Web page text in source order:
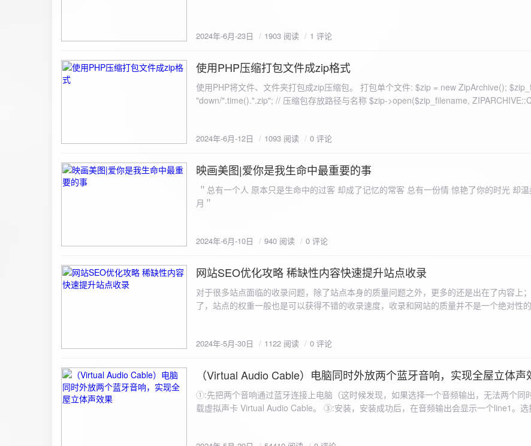
2024年-6月-23日 1903 阅读 1 评论
2024-6-12
使用PHP压缩打包文件成zip格式
使用PHP将文件、文件夹打包成zip压缩包。 打包单个文件: $zip = new ZipArchive();
"down/".time().".zip"; // 压缩包存放路径与名称 $zip->open($zip_filename, ZIPARCHIVE::CREATE); // 打
数可以改为 basename("img/logon2.png),也就是原文件所在的路径 $zip-
= array( "img/1.jpg", "img/2.jpg", ); $filename = "down/img.zip"; // 压缩包存放路径与名称 $zip = new
ZipArchive(); $zip->open($filename,ZipArchive::CREATE); //打开压缩包 //遍历文件 foreach($fileList as
$file){ $zip->addFile($file,basename($file)); //向压缩包中添加文件 } $zip->close(); //关闭压缩包 打包某
个文件夹（包含子文件夹）: <?php /** * @param $path 文件夹路径 * @param $zip zip 对
为'.'和‘..’，不要对他们进行操作 if (is_dir($path . "/" . $filename)) { // 如果读取的某个对象是文件夹，则递
$filename); } } } } $zip = new ZipArchive(); $zip_filename = "down/files.zip"; // 压缩包存放路径与名称
压缩包中 addFileToZip("img",$zip);
2024年-6月-12日 1093 阅读 0 评论
2024-6-10
映画美图|爱你是我生命中最重要的事
＂总有一个人 原本只是生命中的过客 却成了记忆的常客 总有一份情 惊艳了你的时光 却
月＂
2024年-6月-10日 940 阅读 0 评论
2024-5-30
网站SEO优化攻略 稀缺性内容快速提升站点收录
对于很多站点面临的收录问题，除了站点本身的质量问题之外，更多的还是出在了内容上
了，站点的权重一般也是可以获得不错的收录速度，收录和网站的质量并不是一个绝对性
2024年-5月-30日 1122 阅读 0 评论
2024-5-29
（Virtual Audio Cable）电脑同时外放两个蓝牙音响，实现全屋立体声
①:先把两个音响通过蓝牙连接上电脑（这时候发现，如果选择一个音频输出，无法两个
载虚拟声卡 Virtual Audio Cable。 ③:安装，安装成功后，在音频输出会显示一个line1。选择它 ④: